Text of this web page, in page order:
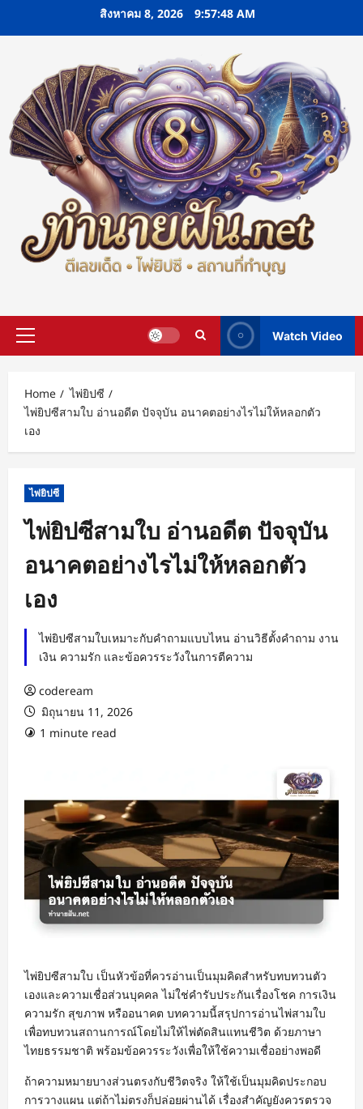
สิงหาคม 8, 2026 9:57:50 AM
Primary
Watch Video
Home
ไพ่ยิปซี
ไพ่ยิปซีสามใบ อ่านอดีต ปัจจุบัน อนาคตอย่างไรไม่ให้หลอกตัว
เอง
ไพ่ยิปซี
ไพ่ยิปซีสามใบ อ่านอดีต ปัจจุบัน
อนาคตอย่างไรไม่ให้หลอกตัว
เอง
ไพ่ยิปซีสามใบเหมาะกับคำถามแบบไหน อ่านวิธีตั้งคำถาม งาน
เงิน ความรัก และข้อควรระวังในการตีความ
codeream
มิถุนายน 11, 2026
1 minute read
ไพ่ยิปซีสามใบ เป็นหัวข้อที่ควรอ่านเป็นมุมคิดสำหรับทบทวนตัว
เองและความเชื่อส่วนบุคคล ไม่ใช่คำรับประกันเรื่องโชค การเงิน
ความรัก สุขภาพ หรืออนาคต บทความนี้สรุปการอ่านไพ่สามใบ
เพื่อทบทวนสถานการณ์โดยไม่ให้ไพ่ตัดสินแทนชีวิต ด้วยภาษา
ไทยธรรมชาติ พร้อมข้อควรระวังเพื่อให้ใช้ความเชื่ออย่างพอดี
ถ้าความหมายบางส่วนตรงกับชีวิตจริง ให้ใช้เป็นมุมคิดประกอบ
การวางแผน แต่ถ้าไม่ตรงก็ปล่อยผ่านได้ เรื่องสำคัญยังควรตรวจ